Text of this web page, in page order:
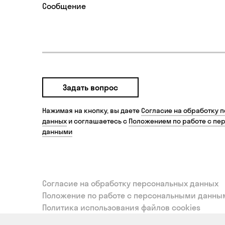
Задать вопрос
Нажимая на кнопку, вы даетеСогласие на обработку
данных и соглашаетесь с Положением по работе с
данными
Согласие на обработку персональных данных
Положение по работе с персональными
Политика использования файлов cookies